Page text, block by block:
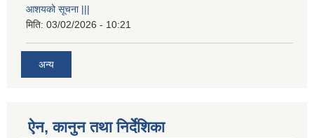
आशयको सूचना |||
मिति: 03/02/2026 - 10:21
अन्य
ऐन, कानुन तथा निर्देशिका